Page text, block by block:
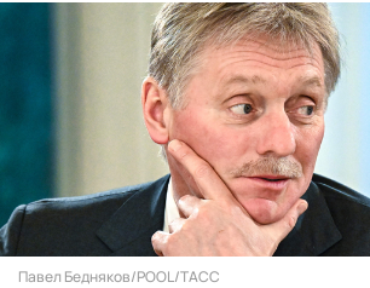
Павел Бедняков/POOL/ТАСС